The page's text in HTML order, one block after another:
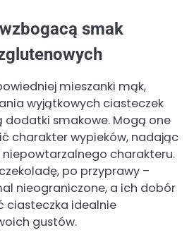
smak
mieszanki mąk,
wyjątkowych ciasteczek
dodatki smakowe. Mogą one
charakter wypieków, nadając
niepowtarzalnego charakteru.
po przyprawy –
nieograniczone, a ich dobór
ciasteczka idealnie
gustów.